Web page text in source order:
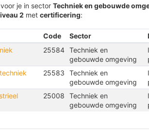
voor je in sector Techniek en gebouwde
2 met certificering:
Code Sector
25584
Techniek en
gebouwde omgeving
25583
Techniek en
gebouwde omgeving
25008
Techniek en
gebouwde omgeving